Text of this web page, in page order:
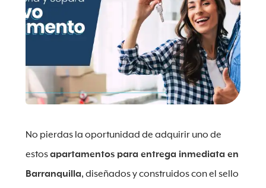
No pierdas la oportunidad de adquirir uno de
estosapartamentos para entrega inmediata en
Barranquilla, diseñados y construidos con el sello